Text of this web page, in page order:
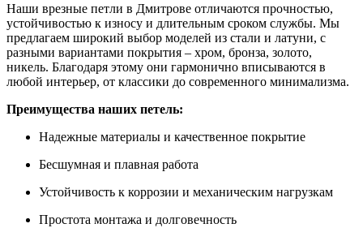
Наши врезные петли в Дмитрове отличаются прочностью,
устойчивостью к износу и длительным сроком службы. Мы
предлагаем широкий выбор моделей из стали и латуни, с
разными вариантами покрытия – хром, бронза, золото,
никель. Благодаря этому они гармонично вписываются в
любой интерьер, от классики до современного минимализма.
Преимущества наших петель:
Надежные материалы и качественное покрытие
Бесшумная и плавная работа
Устойчивость к коррозии и механическим нагрузкам
Простота монтажа и долговечность